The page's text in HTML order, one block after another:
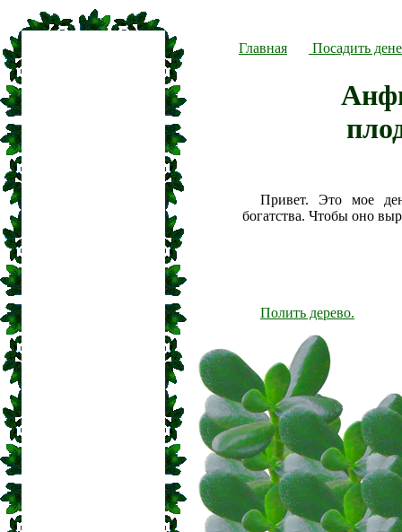
Главная Посадить
Привет. Это мое
богатства. Чтобы оно
Полить дерево.